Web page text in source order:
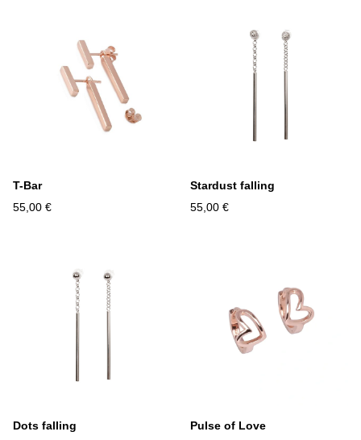
T-Bar
55,00 €
Stardust falling
55,00 €
Dots falling
Pulse of Love